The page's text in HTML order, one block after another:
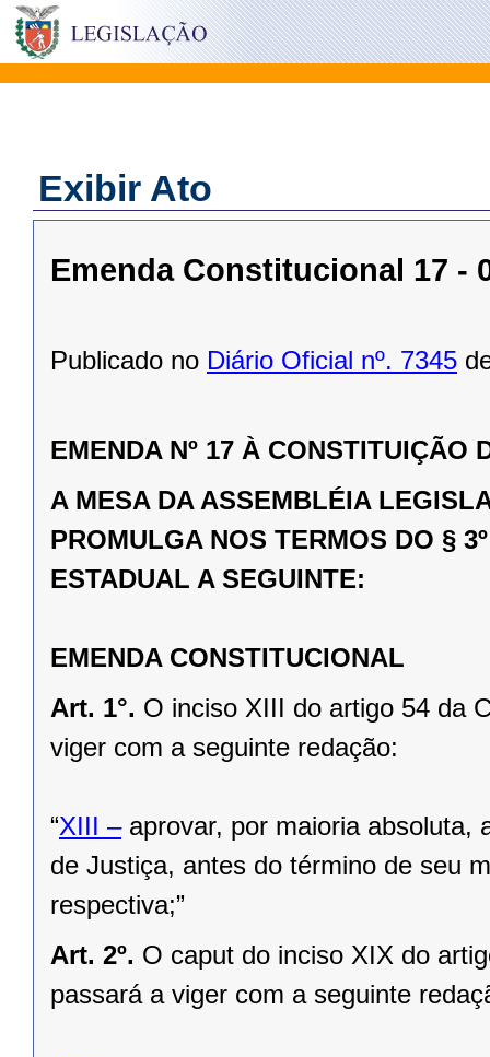
Exibir Ato
Emenda Constitucional 17 -
Publicado no Diário Oficial nº. 7345
EMENDA Nº 17 À CONSTITUIÇÃO
A MESA DA ASSEMBLÉIA
PROMULGA NOS TERMOS DO §
ESTADUAL A SEGUINTE:
EMENDA CONSTITUCIONAL
Art. 1°. O inciso XIII do artigo 54 da
viger com a seguinte redação:
“XIII –aprovar, por maioria absoluta,
de Justiça, antes do término de seu
respectiva;”
Art. 2º. O caput do inciso XIX do
passará a viger com a seguinte